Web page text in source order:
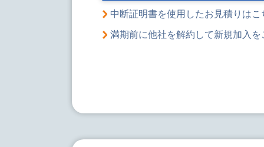
中断証明書を使用したお見積りはこ
満期前に他社を解約して新規加入